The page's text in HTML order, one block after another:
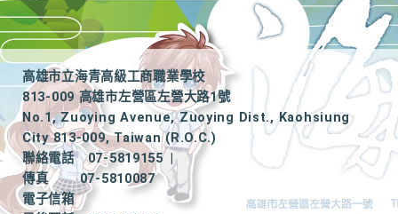
高雄市立海青高級工商職業學校
813-009 高雄市左營區左營大路1號
No.1, Zuoying Avenue, Zuoying Dist., Kaohsiung
City 813-009, Taiwan (R.O.C.)
聯絡電話
07-5819155
|
傳真
07-5810087
電子信箱